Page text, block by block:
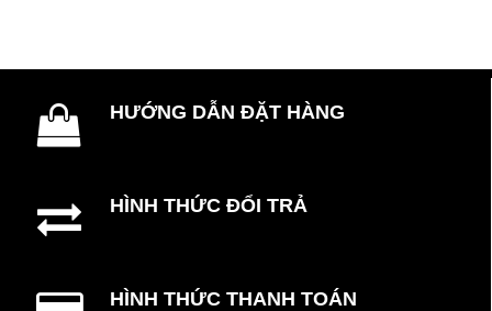
HƯỚNG DẪN ĐẶT HÀNG
HÌNH THỨC ĐỔI TRẢ
HÌNH THỨC THANH TOÁN